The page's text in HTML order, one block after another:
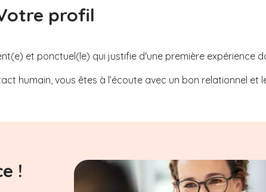
profil
et ponctuel(le) qui justifie d'une première expérience
humain, vous êtes à l’écoute avec un bon relationnel et
!